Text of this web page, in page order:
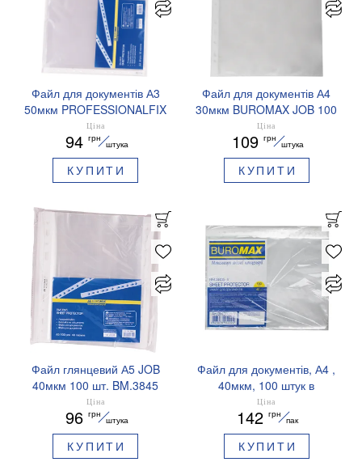
Файл для документів А3
50мкм PROFESSIONALFIX
BM.3831 Buromax
Ціна
94 грн
штука
КУПИТИ
Файл для документів А4
30мкм BUROMAX JOB 100
шт. BM.3800
Ціна
109 грн
штука
КУПИТИ
Файл глянцевий А5 JOB
40мкм 100 шт. BM.3845
Buromax
Ціна
96 грн
штука
КУПИТИ
Файл для документів, А4 ,
40мкм, 100 штук в
упаковці BUROMAX
BM.3805-y
Ціна
142 грн
пак
КУПИТИ